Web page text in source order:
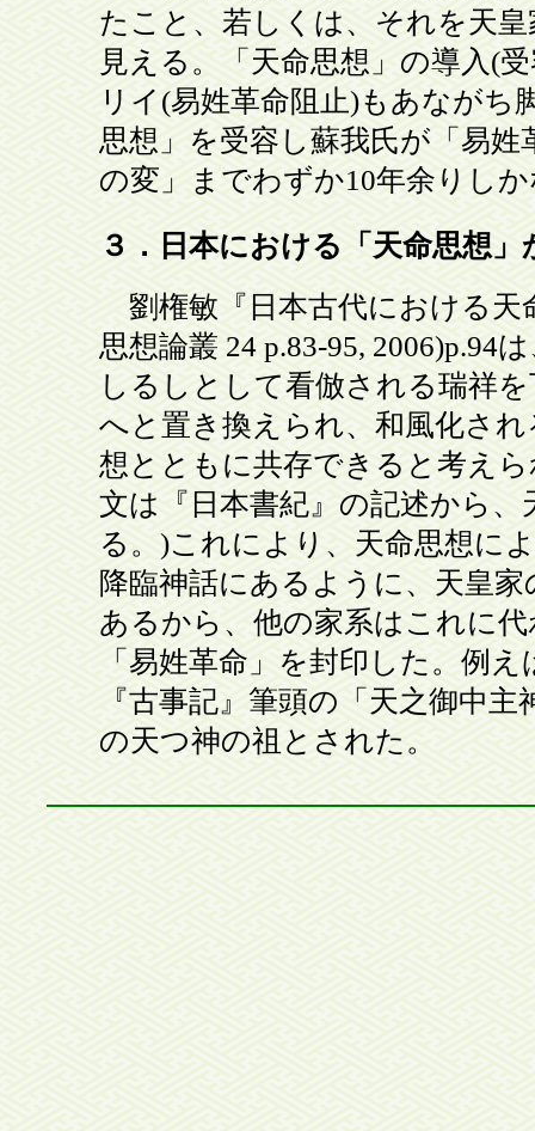
たこと、若しくは、それを天
見える。「天命思想」の導入(
リイ(易姓革命阻止)もあながち
思想」を受容し蘇我氏が「易
の変」までわずか10年余りし
３．日本における「天命思想
劉権敏『日本古代における天
思想論叢 24 p.83-95, 2006)p.94
しるしとして看倣される瑞祥
へと置き換えられ、和風化さ
想とともに共存できると考え
文は『日本書紀』の記述から
る。)これにより、天命思想に
降臨神話にあるように、天皇
あるから、他の家系はこれに
「易姓革命」を封印した。例
『古事記』筆頭の「天之御中
の天つ神の祖とされた。